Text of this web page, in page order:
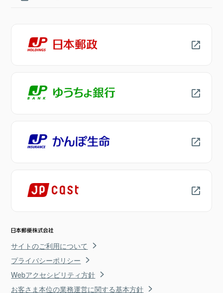
サイトのご利用について
プライバシーポリシー
Webアクセシビリティ方針
お客さま本位の業務運営に関する基本方針